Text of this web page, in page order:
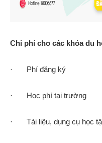
Chi phí cho các khóa du
· Phí đăng ký
· Học phí tại trường
· Tài liệu, dụng cụ học